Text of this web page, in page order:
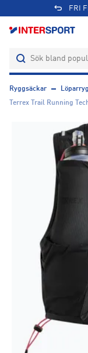
FRI
Ryggsäckar
Terrex Trail Running